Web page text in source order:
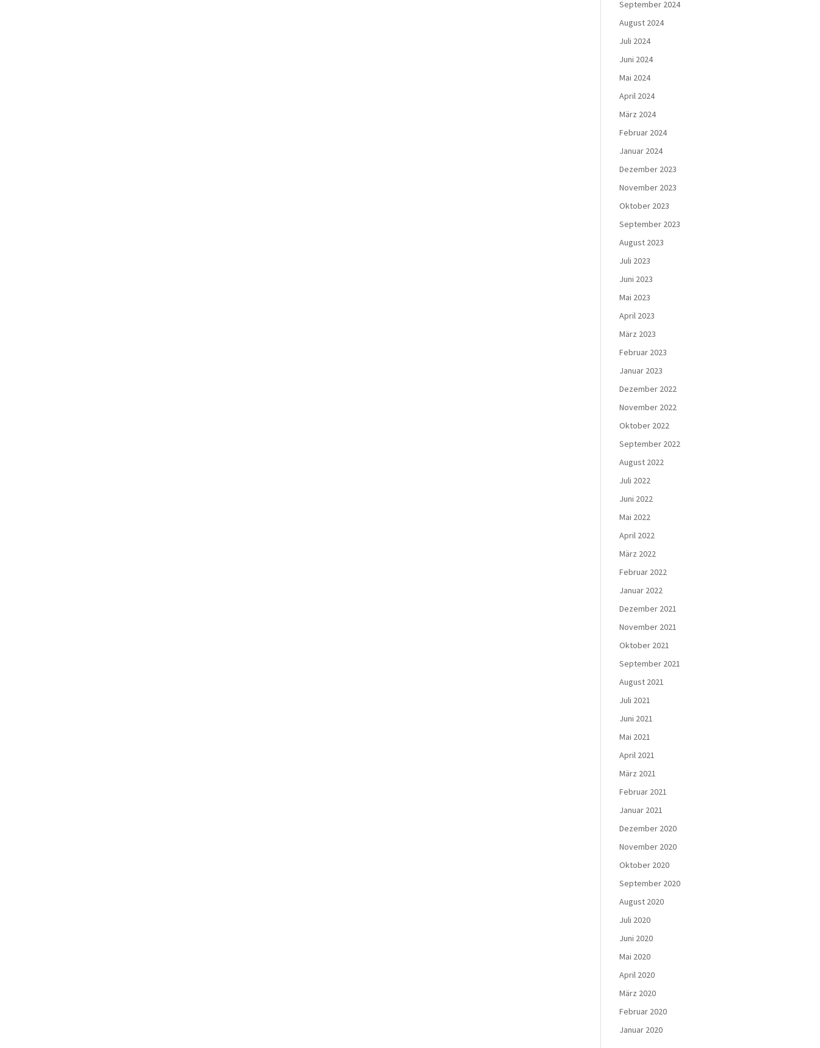
September 2024
August 2024
Juli 2024
Juni 2024
Mai 2024
April 2024
März 2024
Februar 2024
Januar 2024
Dezember 2023
November 2023
Oktober 2023
September 2023
August 2023
Juli 2023
Juni 2023
Mai 2023
April 2023
März 2023
Februar 2023
Januar 2023
Dezember 2022
November 2022
Oktober 2022
September 2022
August 2022
Juli 2022
Juni 2022
Mai 2022
April 2022
März 2022
Februar 2022
Januar 2022
Dezember 2021
November 2021
Oktober 2021
September 2021
August 2021
Juli 2021
Juni 2021
Mai 2021
April 2021
März 2021
Februar 2021
Januar 2021
Dezember 2020
November 2020
Oktober 2020
September 2020
August 2020
Juli 2020
Juni 2020
Mai 2020
April 2020
März 2020
Februar 2020
Januar 2020